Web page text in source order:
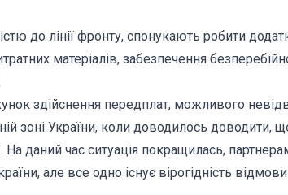
до лінії фронту, спонукають робити
матеріалів, забезпечення
здійснення передплат, можливого
зоні України, коли доводилось доводити,
На даний час ситуація покращилась,
але все одно існує вірогідність